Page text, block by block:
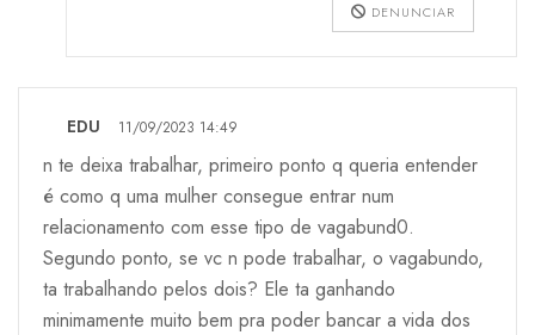
DENUNCIAR
EDU 11/09/2023 14:49
n te deixa trabalhar, primeiro ponto q queria entender
é como q uma mulher consegue entrar num
relacionamento com esse tipo de vagabund0.
Segundo ponto, se vc n pode trabalhar, o vagabundo,
ta trabalhando pelos dois? Ele ta ganhando
minimamente muito bem pra poder bancar a vida dos